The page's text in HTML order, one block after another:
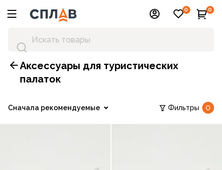
0 0
Аксессуары для туристических
палаток
Сначала рекомендуемые Фильтры 0